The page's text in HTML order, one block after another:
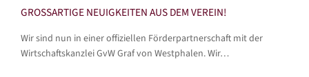
GROSSARTIGE NEUIGKEITEN AUS DEM VEREIN!
Wir sind nun in einer offiziellen Förderpartnerschaft mit der
Wirtschaftskanzlei GvW Graf von Westphalen. Wir…